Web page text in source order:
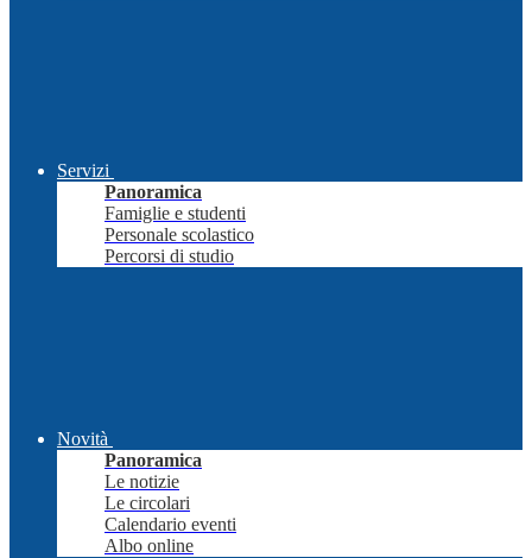
Servizi
Panoramica
Famiglie e studenti
Personale scolastico
Percorsi di studio
Novità
Panoramica
Le notizie
Le circolari
Calendario eventi
Albo online